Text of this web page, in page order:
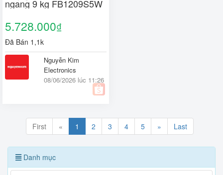
ngang 9 kg FB1209S5W
5.728.000₫
Đã Bán 1,1k
Nguyễn Kim
Electronics
08/06/2026 lúc 11:26
First « 1 2 3 4 5 » Last
Danh mục